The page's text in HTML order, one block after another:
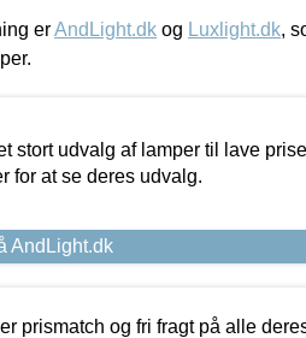
erAndLight.dk og Luxlight.dk,
stort udvalg af lamper til lave
for at se deres udvalg.
AndLight.dk
prismatch og fri fragt på alle